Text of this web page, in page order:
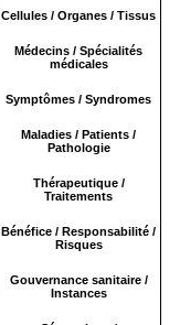
Cellules / Organes / Tissus
Médecins / Spécialités
médicales
Symptômes / Syndromes
Maladies / Patients /
Pathologie
Thérapeutique /
Traitements
Bénéfice / Responsabilité /
Risques
Gouvernance sanitaire /
Instances